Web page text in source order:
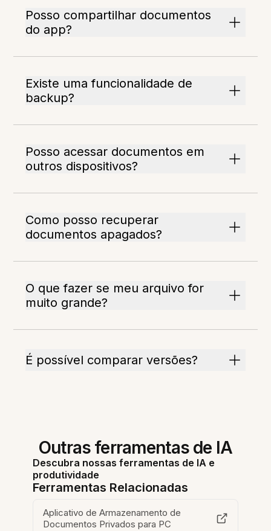
Posso compartilhar documentos
do app?
Existe uma funcionalidade de
backup?
Posso acessar documentos em
outros dispositivos?
Como posso recuperar
documentos apagados?
O que fazer se meu arquivo for
muito grande?
É possível comparar versões?
Outras ferramentas de IA
Descubra nossas ferramentas de IA e
produtividade
Ferramentas Relacionadas
Aplicativo de Armazenamento de
Documentos Privados para PC